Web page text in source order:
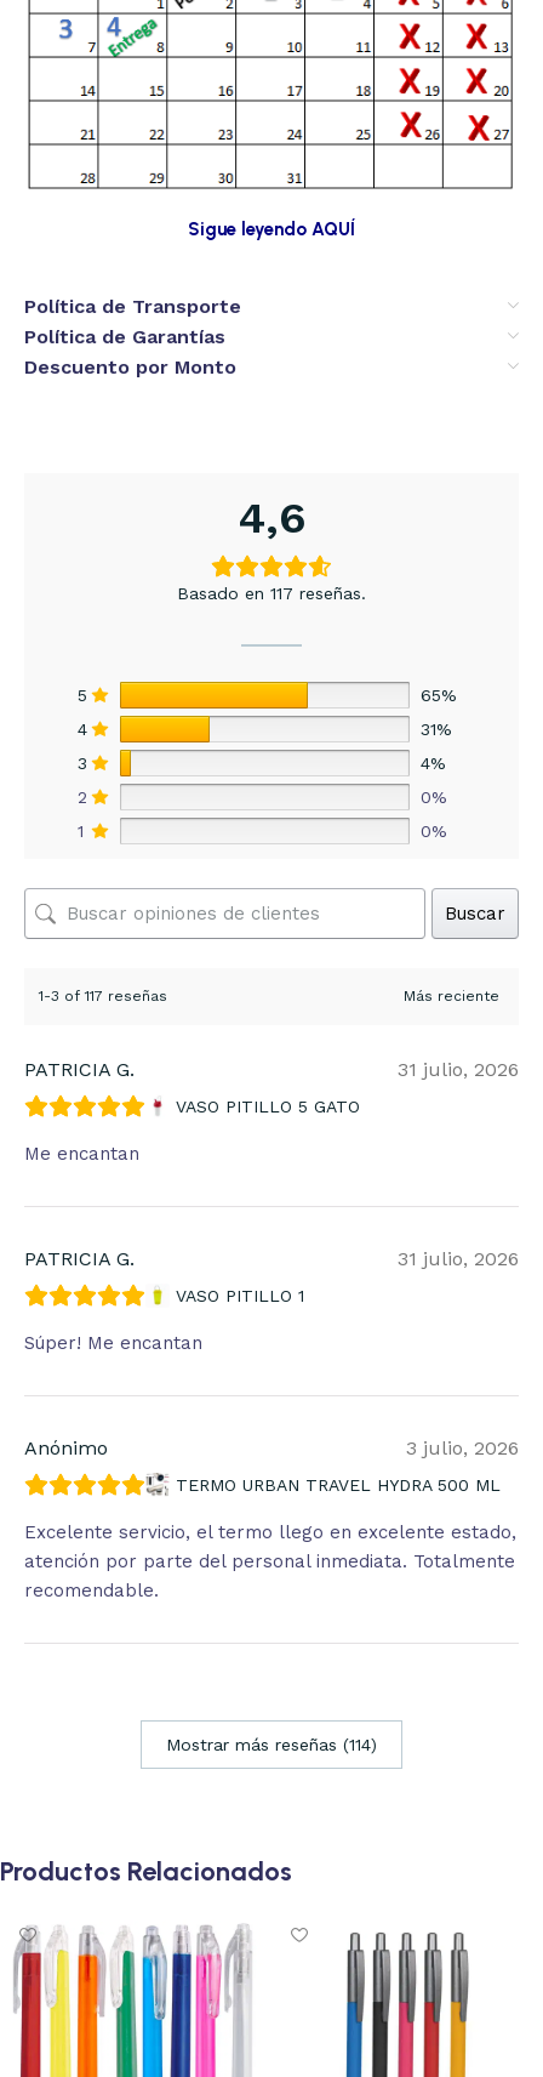
Sigue leyendo AQUÍ
Política de Transporte
Política de Garantías
Descuento por Monto
4,6
Basado en 117 reseñas.
5
65%
4
31%
3
4%
2
0%
1
0%
Buscar
1-3 of 117 reseñas
PATRICIA G. 31 julio, 2026
VASO PITILLO 5 GATO
Me encantan
PATRICIA G. 31 julio, 2026
VASO PITILLO 1
Súper! Me encantan
Anónimo 3 julio, 2026
TERMO URBAN TRAVEL HYDRA 500 ML
Excelente servicio, el termo llego en excelente estado,
atención por parte del personal inmediata. Totalmente
recomendable.
Mostrar más reseñas (114)
Productos Relacionados